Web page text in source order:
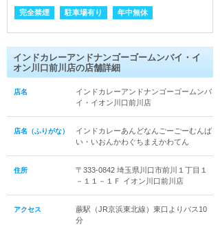
完全禁煙 駐車場有り 年中無休
インドカレーアンドナンゴーゴームンバイ・イ
オン川口前川店の店舗詳細
店名
インドカレーアンドナンゴーゴームンバ
イ・イオン川口前川店
店名（ふりがな）
インドカレーあんどなんごーごーむんば
い・いおんかわぐちまえかわてん
住所
〒333-0842 埼玉県川口市前川１丁目１
－１１－１Ｆ イオン川口前川店
アクセス
蕨駅（JR京浜東北線）東口よりバス10
分